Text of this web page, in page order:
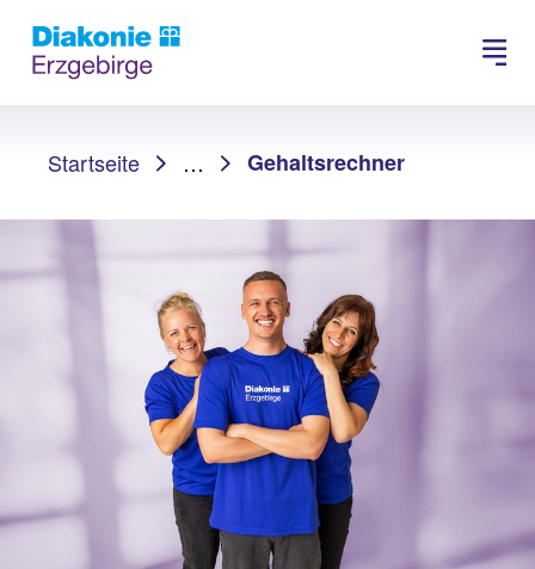
Suchen
Startseite
… Gehaltsrechner